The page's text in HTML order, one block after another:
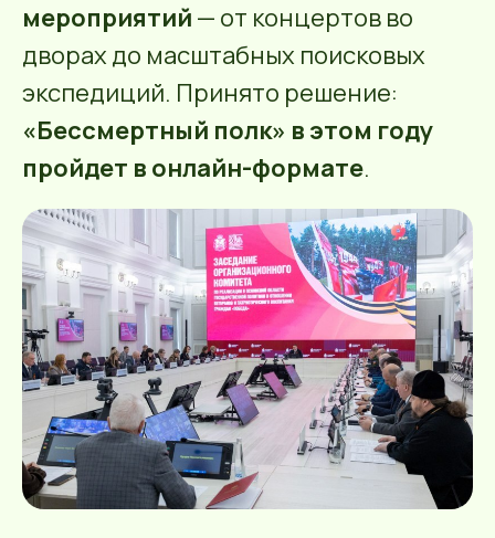
мероприятий — от концертов во
дворах до масштабных поисковых
экспедиций. Принято решение:
«Бессмертный полк» в этом году
пройдет в онлайн-формате.